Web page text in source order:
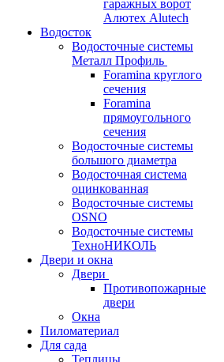
гаражных ворот
Алютех Alutech
Водосток
Водосточные системы
Металл Профиль
Foramina круглого
сечения
Foramina
прямоугольного
сечения
Водосточные системы
большого диаметра
Водосточная система
оцинкованная
Водосточные системы
OSNO
Водосточные системы
ТехноНИКОЛЬ
Двери и окна
Двери
Противопожарные
двери
Окна
Пиломатериал
Для сада
Теплицы